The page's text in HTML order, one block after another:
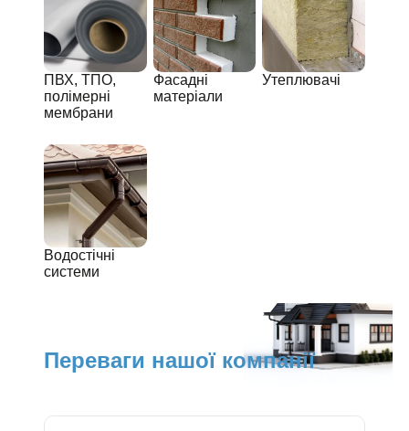
ПВХ, ТПО,
полімерні
мембрани
Фасадні
матеріали
Утеплювачі
Водостічні
системи
Переваги нашої компанії